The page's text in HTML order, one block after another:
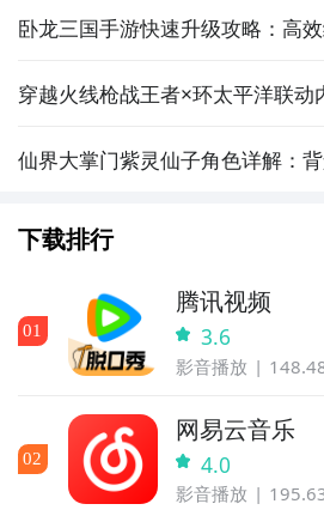
卧龙三国手游快速升级攻略：高
穿越火线枪战王者×环太平洋联动
仙界大掌门紫灵仙子角色详解：
下载排行
01
腾讯视频
3.6
影音播放
02
网易云音乐
4.0
影音播放